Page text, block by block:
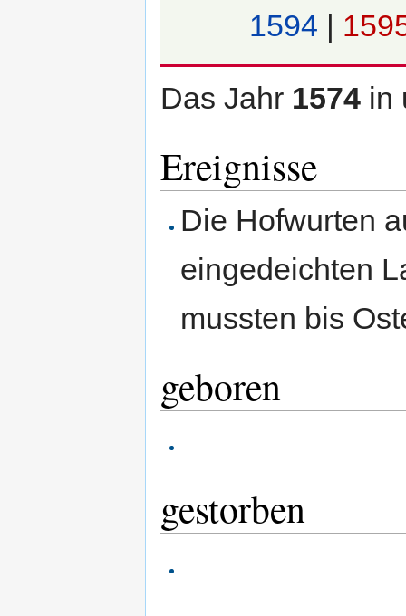
1594
Das Jahr 1574 in
Ereignisse
Die Hofwurten
eingedeichten
mussten bis
geboren
gestorben